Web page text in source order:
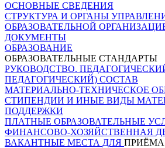
ОСНОВНЫЕ СВЕДЕНИЯ
СТРУКТУРА И ОРГАНЫ
ОБРАЗОВАТЕЛЬНОЙ
ДОКУМЕНТЫ
ОБРАЗОВАНИЕ
ОБРАЗОВАТЕЛЬНЫЕ СТАНДАРТЫ
РУКОВОДСТВО.
ПЕДАГОГИЧЕСКИЙ) СОСТАВ
МАТЕРИАЛЬНО-ТЕХНИЧЕСКОЕ
СТИПЕНДИИ И ИНЫЕ ВИДЫ
ПОДДЕРЖКИ
ПЛАТНЫЕ ОБРАЗОВАТЕЛЬНЫЕ
ФИНАНСОВО-ХОЗЯЙСТВЕННАЯ
ВАКАНТНЫЕ МЕСТА ДЛЯ ПРИЁМА